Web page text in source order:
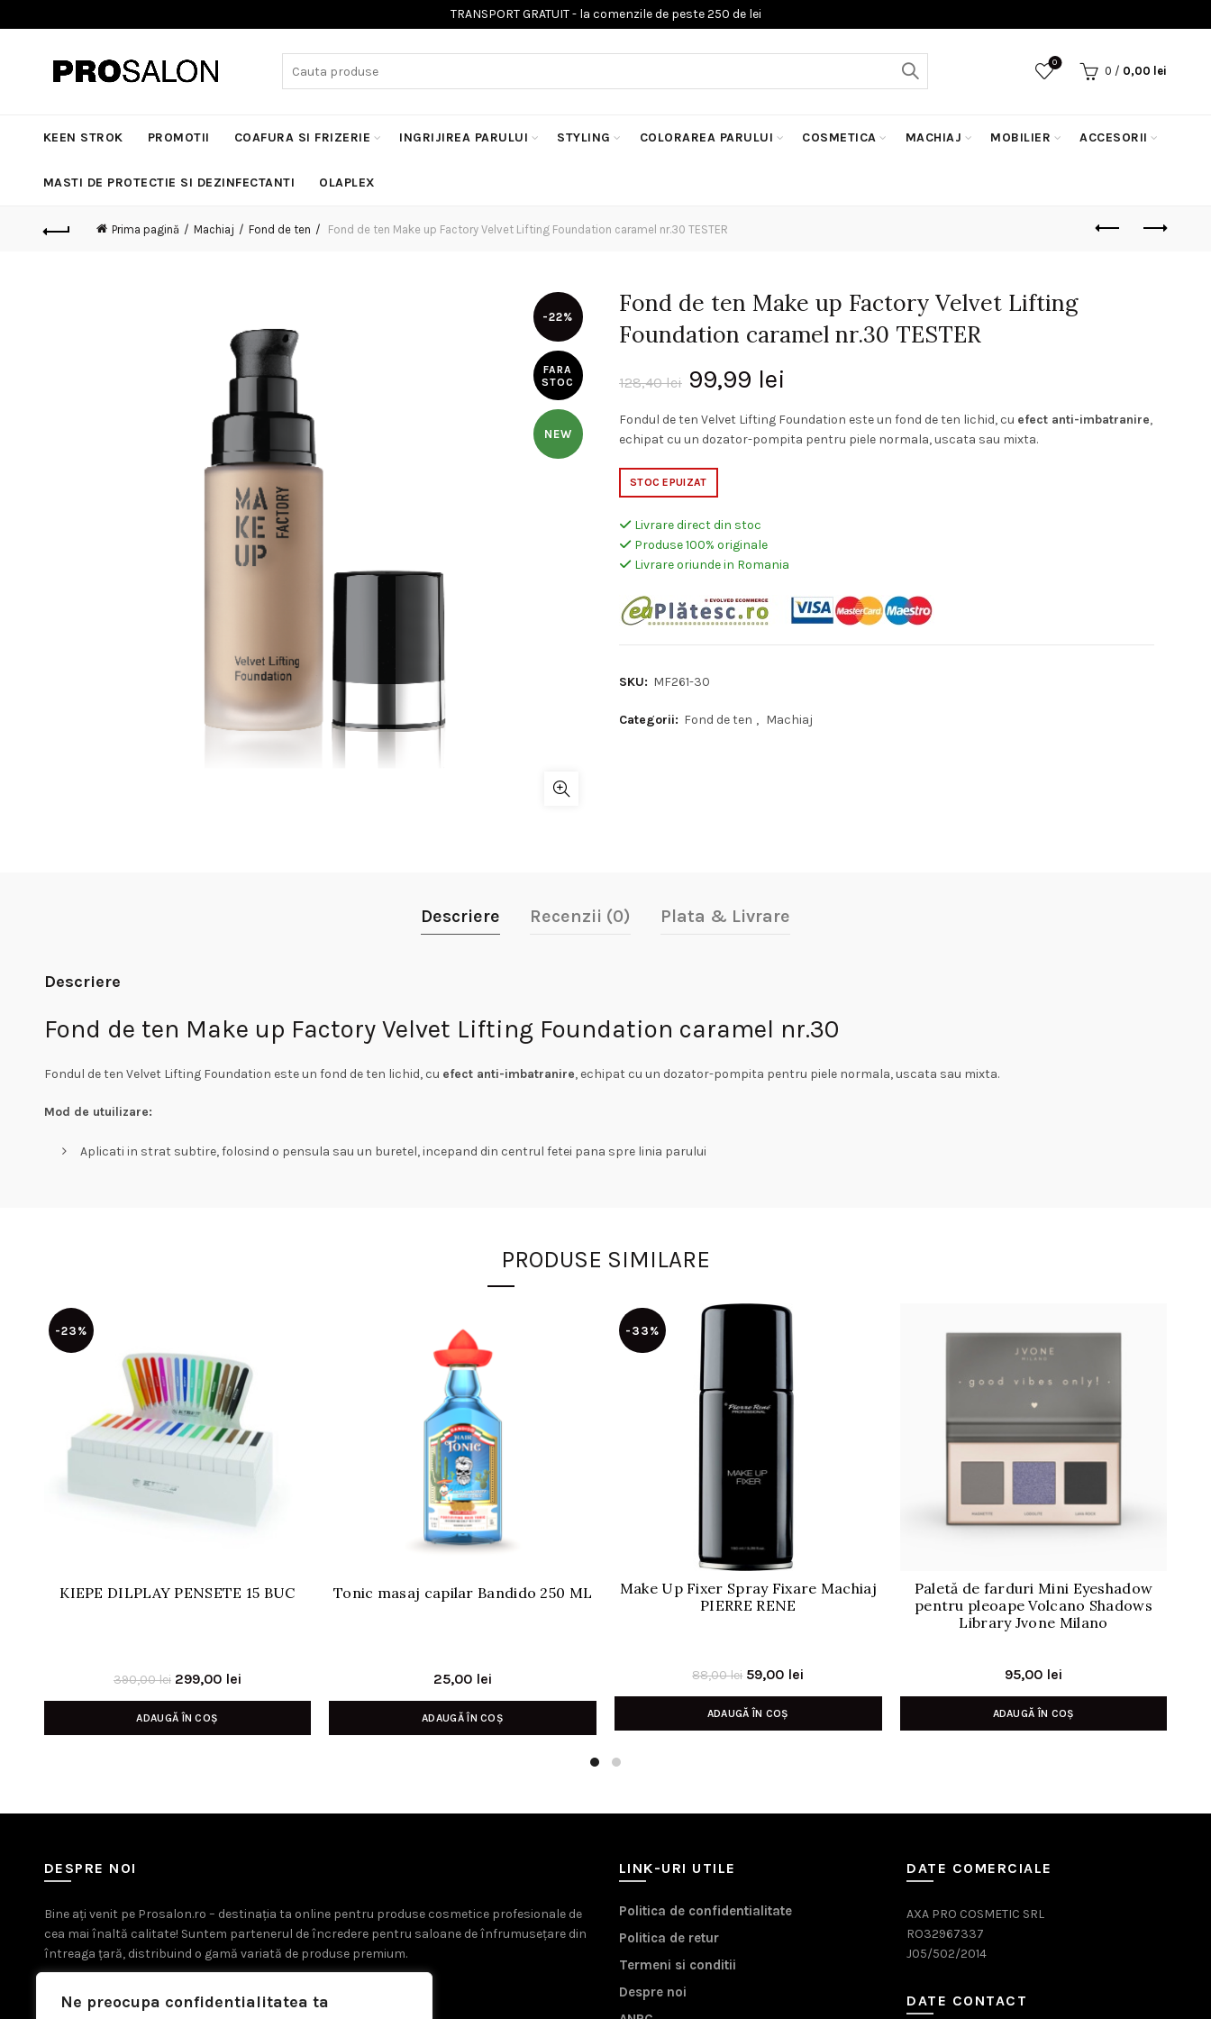
Ne preocupa confidentialitatea ta
0
0 / 0,00 lei
KEEN STROK PROMOTII COAFURA SI FRIZERIE INGRIJIREA PARULUI STYLING COLORAREA PARULUI COSMETICA MACHIAJ MOBILIER ACCESORII
MASTI DE PROTECTIE SI DEZINFECTANTI OLAPLEX
Prima pagină Machiaj Fond de ten Fond de ten Make up Factory Velvet Lifting Foundation caramel nr.30 TESTER
-22%
FARA
STOC
NEW
Fond de ten Make up Factory Velvet Lifting
Foundation caramel nr.30 TESTER
128,40lei Prețul
inițial
fost:
128,40 lei.
99,99 lei
curent
Fondul de ten Velvet Lifting Foundation este un fond de ten lichid, cu efect anti-imbatranire,
echipat cu un dozator-pompita pentru piele normala, uscata sau mixta.
STOC EPUIZAT
Livrare direct din stoc
Produse 100% originale
Livrare oriunde in Romania
SKU: MF261-30
Categorii: Fond de ten , Machiaj
Descriere Recenzii (0) Plata & Livrare
Descriere
Fond de ten Make up Factory Velvet Lifting Foundation caramel nr.30
Fondul de ten Velvet Lifting Foundation este un fond de ten lichid, cu efect anti-imbatranire, echipat cu un dozator-pompita pentru piele normala, uscata sau mixta.
Mod de utuilizare:
Aplicati in strat subtire, folosind o pensula sau un buretel, incepand din centrul fetei pana spre linia parului
PRODUSE SIMILARE
-23%
KIEPE DILPLAY PENSETE 15 BUC
390,00lei Prețul
inițial
a
299,00 leiPrețul
curent
ADAUGĂ ÎN COȘ
Tonic masaj capilar Bandido 250 ML
25,00 lei
ADAUGĂ ÎN COȘ
-33%
Make Up Fixer Spray Fixare Machiaj
PIERRE RENE
88,00lei Prețul
inițial
a
59,00 lei
curent
ADAUGĂ ÎN COȘ
Paletă de farduri Mini Eyeshadow
pentru pleoape Volcano Shadows
Library Jvone Milano
95,00 lei
ADAUGĂ ÎN COȘ
DESPRE NOI
Bine ați venit pe Prosalon.ro – destinația ta online pentru produse cosmetice profesionale de
cea mai înaltă calitate! Suntem partenerul de încredere pentru saloane de înfrumusețare din
întreaga țară, distribuind o gamă variată de produse premium.
LINK-URI UTILE
Politica de confidentialitate
Politica de retur
Termeni si conditii
Despre noi
DATE COMERCIALE
AXA PRO COSMETIC SRL
RO32967337
J05/502/2014
DATE CONTACT